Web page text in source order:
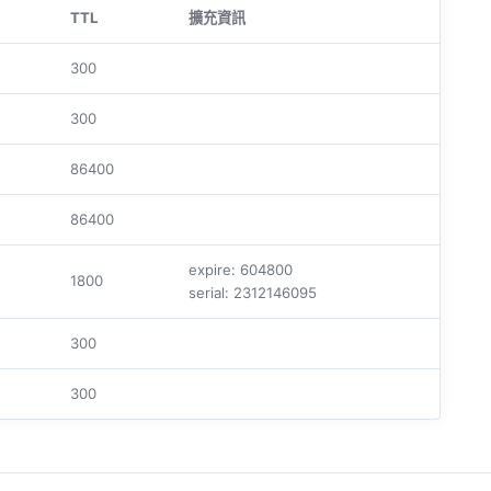
TTL 擴充資訊
300
300
86400
86400
1800
expire: 604800
serial: 2312146095
300
300